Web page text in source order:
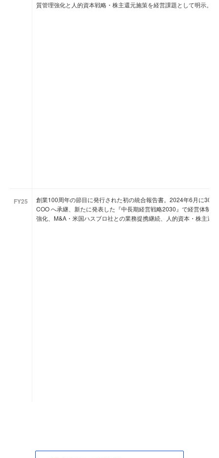
質管理強化と人的資本戦略・株主還元施策を経営課題として明示。
FY25
創業100周年の節目に発行された初の統合報告書。2024年6月に30
COO へ承継、新たに発表した『中長期経営戦略2030』で経営体制
強化、M&A・米国ハスブロ社との業務提携継続、人的資本・株主還